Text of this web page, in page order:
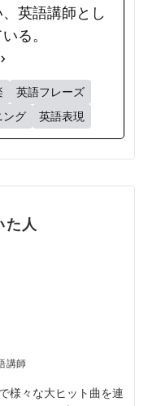
英語講師とし
る。
英語フレーズ
ング 英語表現
た人
講師
様々な大ヒット曲を連